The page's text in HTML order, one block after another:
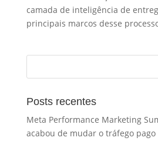
camada de inteligência de
principais marcos desse
Posts recentes
Meta Performance Marketing
acabou de mudar o tráfego